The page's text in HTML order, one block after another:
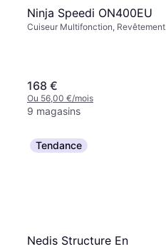
Ninja Speedi ON400EU
Cuiseur Multifonction, Revêtement
168 €
Ou 56,00 €/mois
9 magasins
Tendance
Nedis Structure En